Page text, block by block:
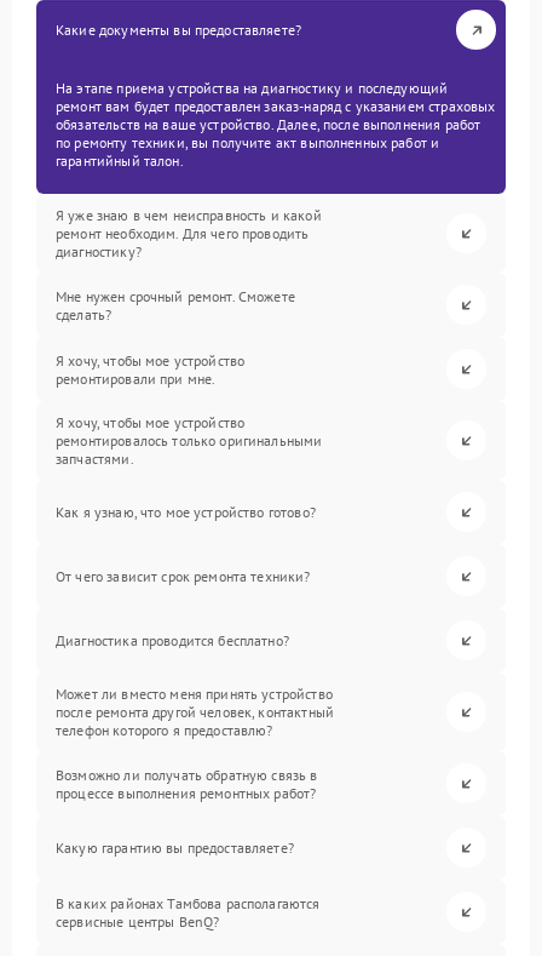
Какие документы вы предоставляете?
На этапе приема устройства на диагностику и последующий
ремонт вам будет предоставлен заказ-наряд с указанием страховых
обязательств на ваше устройство. Далее, после выполнения работ
по ремонту техники, вы получите акт выполненных работ и
гарантийный талон.
Я уже знаю в чем неисправность и какой
ремонт необходим. Для чего проводить
диагностику?
Мне нужен срочный ремонт. Сможете
сделать?
Я хочу, чтобы мое устройство
ремонтировали при мне.
Я хочу, чтобы мое устройство
ремонтировалось только оригинальными
запчастями.
Как я узнаю, что мое устройство готово?
От чего зависит срок ремонта техники?
Диагностика проводится бесплатно?
Может ли вместо меня принять устройство
после ремонта другой человек, контактный
телефон которого я предоставлю?
Возможно ли получать обратную связь в
процессе выполнения ремонтных работ?
Какую гарантию вы предоставляете?
В каких районах Тамбова располагаются
сервисные центры BenQ?